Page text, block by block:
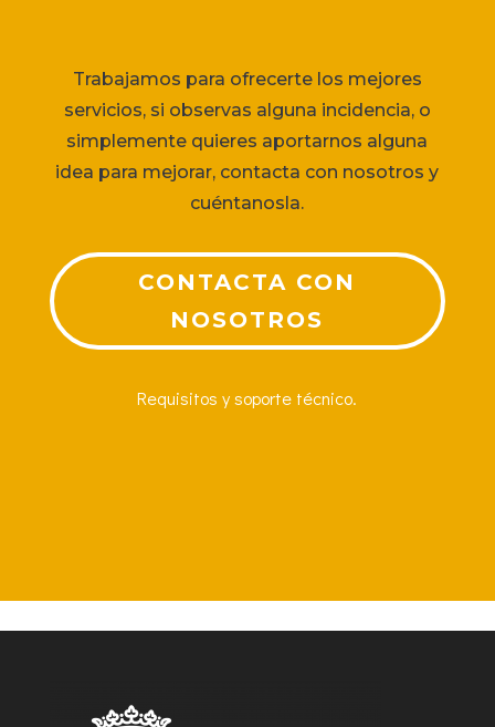
Trabajamos para ofrecerte los mejores
servicios, si observas alguna incidencia, o
simplemente quieres aportarnos alguna
idea para mejorar, contacta con nosotros y
cuéntanosla.
CONTACTA CON
NOSOTROS
Requisitos y soporte técnico.